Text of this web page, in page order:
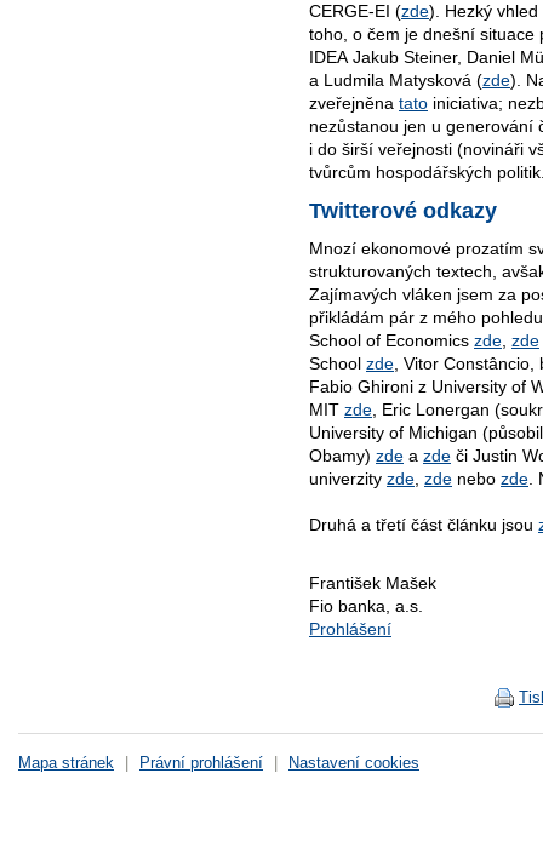
CERGE-EI (zde). Hezký
toho, o čem je dnešní situace
IDEA Jakub Steiner, Daniel
a Ludmila Matysková (zde).
zveřejněna tato iniciativa;
nezůstanou jen u generování
i do širší veřejnosti (novináři
tvůrcům hospodářských
Twitterové odkazy
Mnozí ekonomové prozatím
strukturovaných textech,
Zajímavých vláken jsem za
přikládám pár z mého
School of Economics zde zde
School zde , Vitor
Fabio Ghironi z University of
MIT zde , Eric Lonergan
University of Michigan
Obamy) zde a zde či Justin
univerzity zde zde nebo zde
Druhá a třetí část článku jsou
František Mašek
Fio banka, a.s.
Prohlášení
Mapa stránek Právní prohlášení Nastavení cookies